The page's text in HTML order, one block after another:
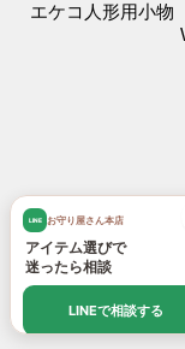
エケコ人形用小
LINE お守り屋さん本店
アイテム選びで
迷ったら相談
LINEで相談する